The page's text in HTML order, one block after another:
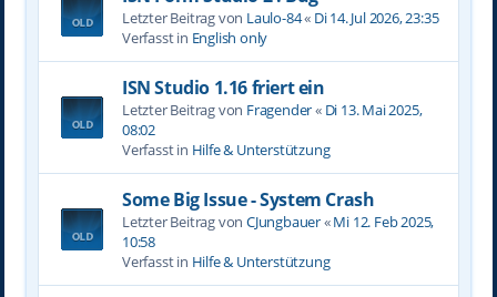
Letzter Beitrag von Laulo-84« Di 14. Jul 2026, 23:35
Verfasst in English only
ISN Studio 1.16 friert ein
Letzter Beitrag von Fragender« Di 13. Mai 2025,
08:02
Verfasst in Hilfe & Unterstützung
Some Big Issue - System Crash
Letzter Beitrag von CJungbauer«Mi 12. Feb 2025,
10:58
Verfasst in Hilfe & Unterstützung